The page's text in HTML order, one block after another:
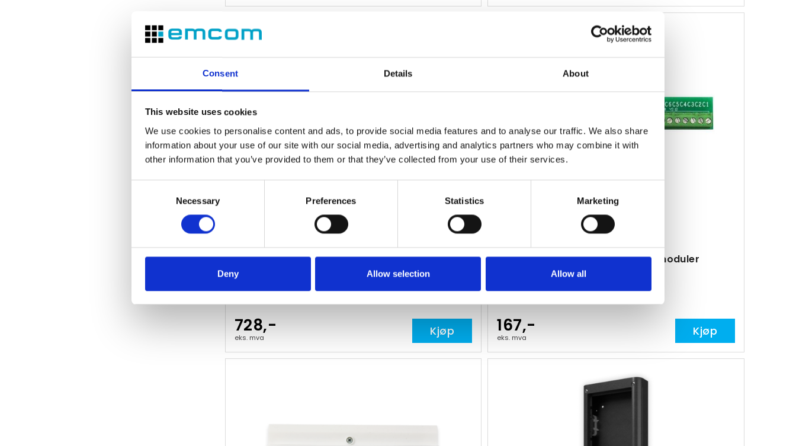
Consent Details About
This website uses cookies
We use cookies to personalise content and ads, to provide social media features and to analyse our traffic. We also share
information about your use of our site with our social media, advertising and analytics partners who may combine it with
other information that you’ve provided to them or that they’ve collected from your use of their services.
Necessary Preferences Statistics Marketing
Deny Allow selection Allow all
Videx 434 4G-antenne med 3m kabel
728,-
eks. mva Kjøp
Videx adapter til gamle knappemoduler
167,-
eks. mva Kjøp